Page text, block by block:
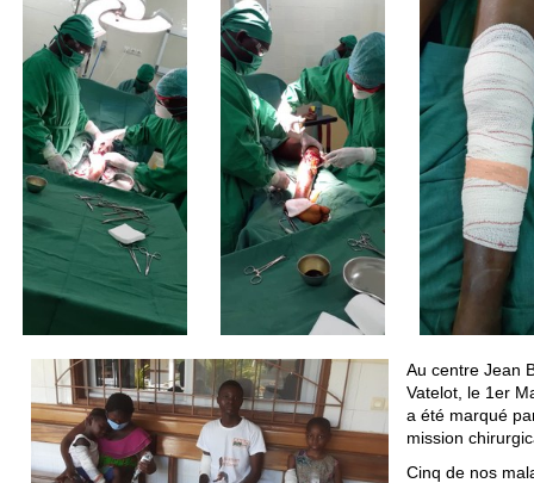
Au centre Jean
Vatelot, le 1er
a été marqué
mission
Cinq de nos